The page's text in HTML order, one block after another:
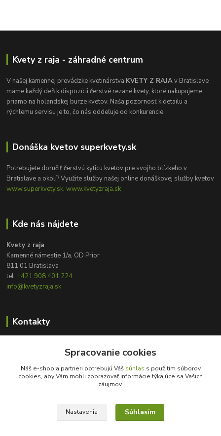
Kvety z raja - záhradné centrum
V našej kamennej prevádzke kvetinárstva KVETY Z RAJAv Bratislave
máme každý deň k dispozícii čerstvé rezané kvety, ktoré nakupujeme
priamo na holandskej burze kvetov. Naša pozornosť k detailu a
rýchlemu servisu je to, čo nás oddeľuje od konkurencie.
Donáška kvetov superkvety.sk
Potrebujete doručiť čerstvú kyticu kvetov pre svojho blízkeho v
Bratislave a okolí? Využite služby našej online donáškovej služby kvetov
www.superkvety.sk, www.kvetyzraja.sk
Kde nás nájdete
Kvety z raja
Kamenné námestie 1/a, OD Prior
811 01 Bratislava
tel: +421 908 401 224
info@kvetyzraja.sk
Kontakty
+421 908 401 224
info@kvetyzraja.sk
Spracovanie cookies
Náš e-shop a partneri potrebujú Váš súhlas s použitím súborov
cookies, aby Vám mohli zobrazovať informácie týkajúce sa Vašich
záujmov.
Nastavenia Súhlasím